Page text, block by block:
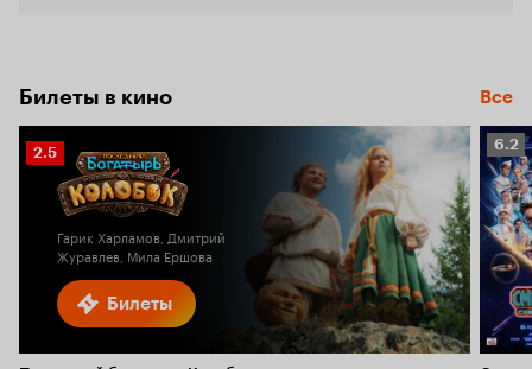
Билеты в кино Все
Билеты
Рейтинг
Кинопоиска
2.5
Гарик Харламов, Дмитрий
Журавлев, Мила Ершова
6.2
6.2